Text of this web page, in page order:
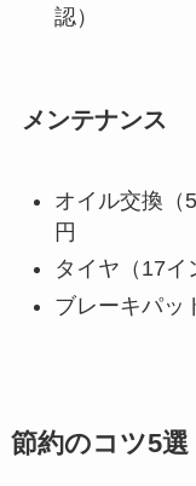
認）
メンテナンス
オイル交換（
円
タイヤ（17イ
ブレーキパッ
節約のコツ5選